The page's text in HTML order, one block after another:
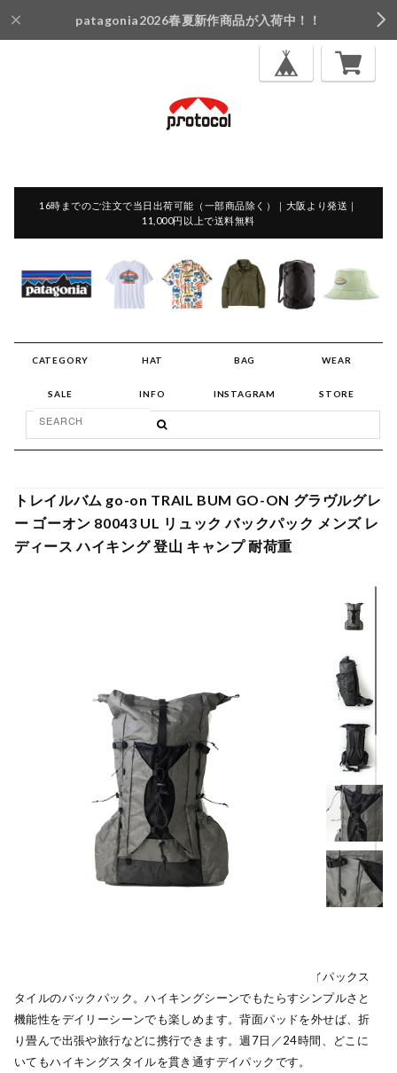
patagonia2026春夏新作商品が入荷中！！
16時までのご注文で当日出荷可能（一部商品除く）｜大阪より発送｜
11,000円以上で送料無料
CATEGORY HAT BAG WEAR
SALE INFO INSTAGRAM STORE
トレイルバム go-on TRAIL BUM GO-ON グラヴルグレ
ー ゴーオン 80043 UL リュック バックパック メンズ レ
ディース ハイキング 登山 キャンプ 耐荷重
オフィスから、トレイルへと、どこにでも連れ出せるデイパックス
タイルのバックパック。ハイキングシーンでもたらすシンプルさと
機能性をデイリーシーンでも楽しめます。背面パッドを外せば、折
り畳んで出張や旅行などに携行できます。週7日／24時間、どこに
いてもハイキングスタイルを貫き通すデイパックです。